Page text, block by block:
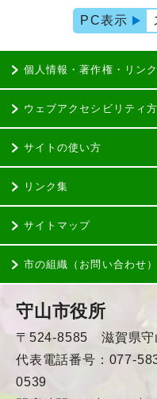
PC表示
個人情報・著作権・リン
ウェブアクセシビリティ
サイトの使い方
リンク集
サイトマップ
市の組織（お問い合わせ）
守山市役所
〒524-8585 滋賀県守
代表電話番号：077-
0539